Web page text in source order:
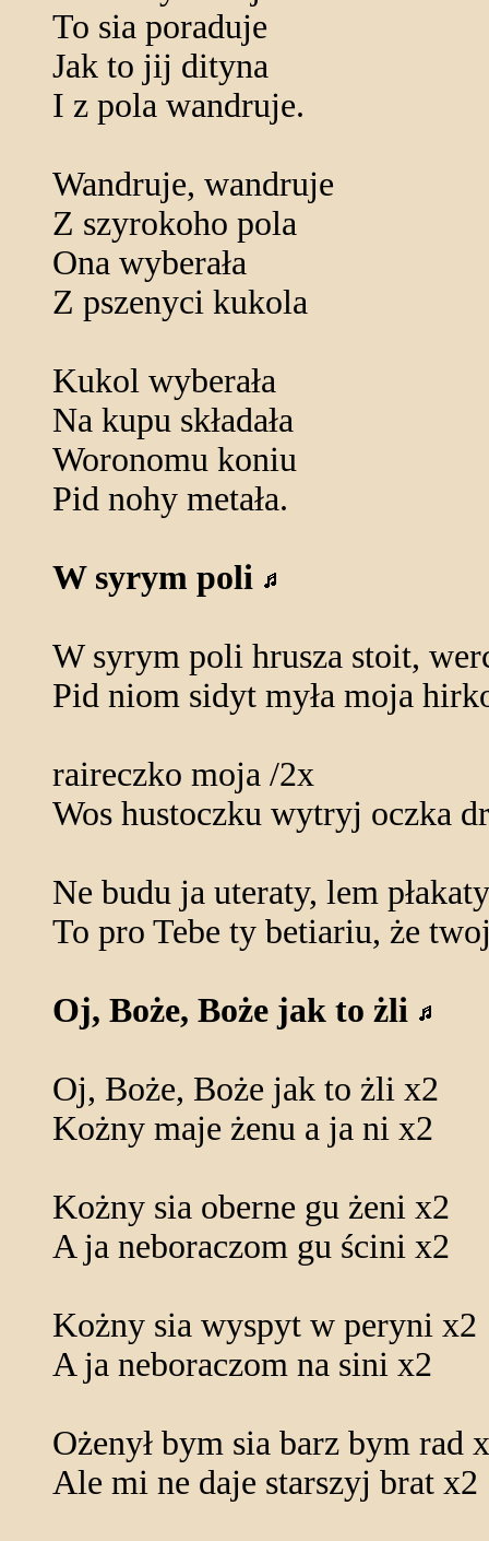
To sia poraduje
Jak to jij dityna
I z pola wandruje.
Wandruje, wandruje
Z szyrokoho pola
Ona wyberała
Z pszenyci kukola
Kukol wyberała
Na kupu składała
Woronomu koniu
Pid nohy metała.
W syrym poli
W syrym poli hrusza stoit,
Pid niom sidyt myła moja
raireczko moja /2x
Wos hustoczku wytryj oczka
Ne budu ja uteraty, lem
To pro Tebe ty betiariu, że
Oj, Boże, Boże jak to żli
Oj, Boże, Boże jak to żli x2
Kożny maje żenu a ja ni x2
Kożny sia oberne gu żeni x2
A ja neboraczom gu ścini x2
Kożny sia wyspyt w peryni x2
A ja neboraczom na sini x2
Ożenył bym sia barz bym rad
Ale mi ne daje starszyj brat x2